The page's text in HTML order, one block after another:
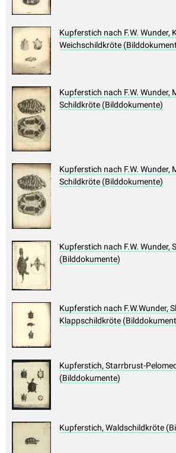
Kupferstich nach F.W. Wunder,
Weichschildkröte
Kupferstich nach F.W. Wunder,
Schildkröte (Bilddokumente)
Kupferstich nach F.W. Wunder,
Schildkröte (Bilddokumente)
Kupferstich nach F.W. Wunder,
(Bilddokumente)
Kupferstich nach F.W.Wunder,
Klappschildkröte
Kupferstich, Starrbrust-
(Bilddokumente)
Kupferstich, Waldschildkröte